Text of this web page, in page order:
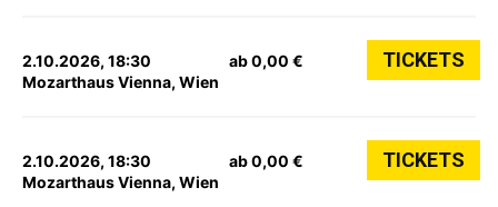
2.10.2026, 18:30
Mozarthaus Vienna, Wien
ab 0,00 € TICKETS
2.10.2026, 18:30
Mozarthaus Vienna, Wien
ab 0,00 € TICKETS